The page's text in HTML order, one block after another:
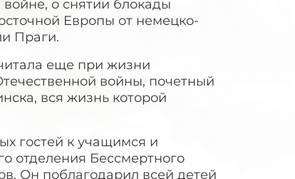
о снятии блокады
Европы от немецко-
Праги.
еще при жизни
войны, почетный
вся жизнь которой
гостей к учащимся и
отделения Бессмертного
Он поблагодарил всей детей